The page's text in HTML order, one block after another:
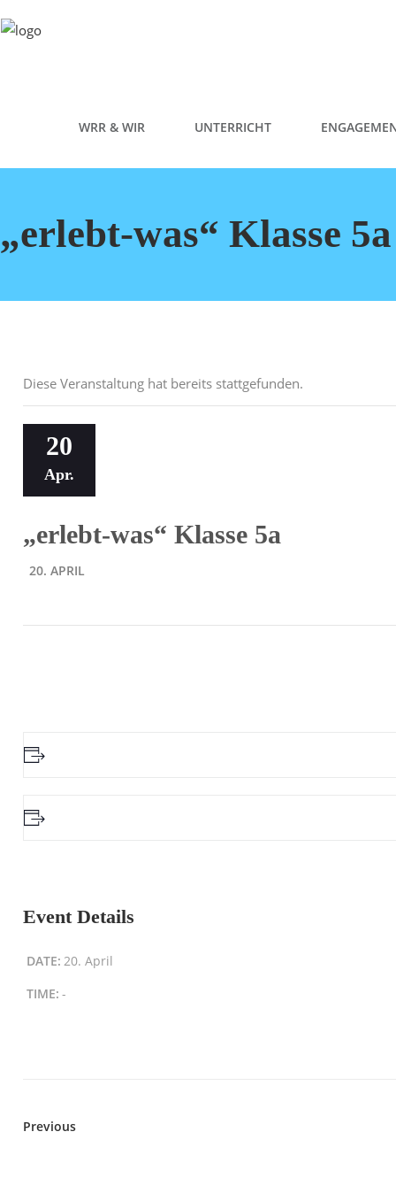
WRR & WIR UNTERRICHT
„erlebt-was“ Klasse 5a
Diese Veranstaltung hat bereits stattgefunden.
20
Apr.
„erlebt-was“ Klasse 5a
20. APRIL
Event Details
DATE: 20. April
TIME: -
Previous